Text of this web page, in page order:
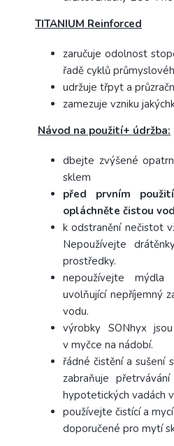
TITANIUM Reinforced
zaručuje odolnost
řadě cyklů
udržuje třpyt a
zamezuje vzniku
Návod na použití+ údržba:
dbejte zvýšené
sklem
před prvním
opláchněte čistou
k odstranění nečistot
Nepoužívejte
prostředky.
nepoužívejte
uvolňující nepříjemný
vodu.
výrobky SONhyx
v myčce na nádobí.
řádné čistění a sušení
zabraňuje
hypotetických vadách
používejte čistící a
doporučené pro mytí